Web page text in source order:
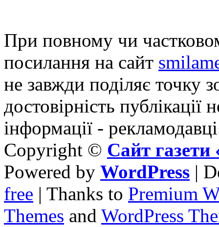
При повному чи
посилання на сайт
не завжди поділяє точку
достовірність публікації
інформації -
Copyright © Сайт
Powered by WordPress |
free | Thanks to Premium
Themes and WordPress